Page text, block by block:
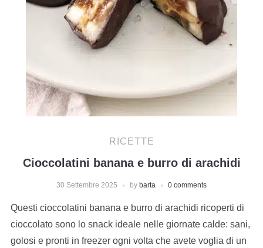
RICETTE
Cioccolatini banana e burro di arachidi
30 Settembre 2025 by barta 0 comments
Questi cioccolatini banana e burro di arachidi ricoperti di
cioccolato sono lo snack ideale nelle giornate calde: sani,
golosi e pronti in freezer ogni volta che avete voglia di un